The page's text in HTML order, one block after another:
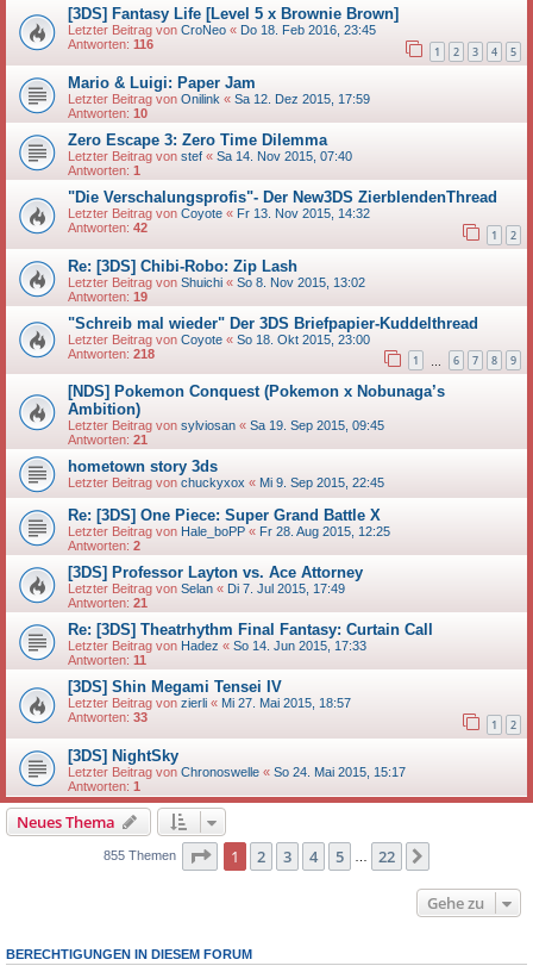
[3DS] Fantasy Life [Level 5 x Brownie Brown]
Letzter Beitrag von CroNeo « Do 18. Feb 2016, 23:45
Antworten: 116 1 2 3 4 5
Mario & Luigi: Paper Jam
Letzter Beitrag von Onilink « Sa 12. Dez 2015, 17:59
Antworten: 10
Zero Escape 3: Zero Time Dilemma
Letzter Beitrag von stef « Sa 14. Nov 2015, 07:40
Antworten: 1
"Die Verschalungsprofis"- Der New3DS ZierblendenThread
Letzter Beitrag von Coyote « Fr 13. Nov 2015, 14:32
Antworten: 42 1 2
Re: [3DS] Chibi-Robo: Zip Lash
Letzter Beitrag von Shuichi « So 8. Nov 2015, 13:02
Antworten: 19
"Schreib mal wieder" Der 3DS Briefpapier-Kuddelthread
Letzter Beitrag von Coyote « So 18. Okt 2015, 23:00
Antworten: 218 1 6 7 8 9
[NDS] Pokemon Conquest (Pokemon x Nobunaga’s
Ambition)
Letzter Beitrag von sylviosan « Sa 19. Sep 2015, 09:45
Antworten: 21
hometown story 3ds
Letzter Beitrag von chuckyxox « Mi 9. Sep 2015, 22:45
Re: [3DS] One Piece: Super Grand Battle X
Letzter Beitrag von Hale_boPP « Fr 28. Aug 2015, 12:25
Antworten: 2
[3DS] Professor Layton vs. Ace Attorney
Letzter Beitrag von Selan « Di 7. Jul 2015, 17:49
Antworten: 21
Re: [3DS] Theatrhythm Final Fantasy: Curtain Call
Letzter Beitrag von Hadez « So 14. Jun 2015, 17:33
Antworten: 11
[3DS] Shin Megami Tensei IV
Letzter Beitrag von zierli « Mi 27. Mai 2015, 18:57
Antworten: 33 1 2
[3DS] NightSky
Letzter Beitrag von Chronoswelle « So 24. Mai 2015, 15:17
Antworten: 1
Neues Thema
855 Themen Seite 1von 22
1 2 3 4 5 22
Gehe zu
BERECHTIGUNGEN IN DIESEM FORUM